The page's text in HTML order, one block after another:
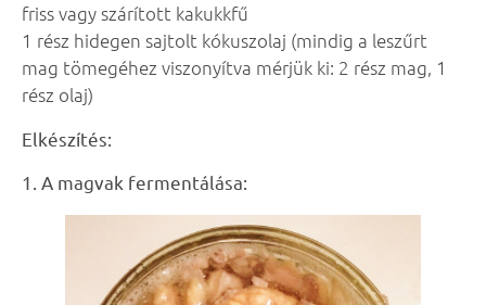
friss vagy szárított kakukkfű
1 rész hidegen sajtolt kókuszolaj (mindig a leszűrt
mag tömegéhez viszonyítva mérjük ki: 2 rész mag, 1
rész olaj)
Elkészítés:
1. A magvak fermentálása: